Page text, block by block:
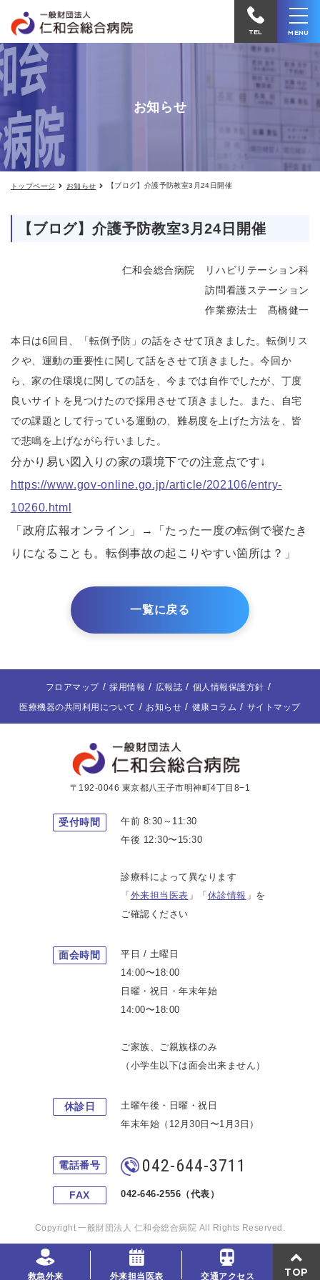
グ】
介
護
予
防
教
月
24
日
開
病
院
電
か
る
TEL MENU
お知らせ
トップページ お知らせ 【ブログ】介護予防教室3月24日開催
【ブログ】介護予防教室3月24日開催
仁和会総合病院 リハビリテーション科
訪問看護ステーション
作業療法士 髙橋健一
本日は6回目、「転倒予防」の話をさせて頂きました。転倒リス
クや、運動の重要性に関して話をさせて頂きました。今回か
ら、家の住環境に関しての話を、今までは自作でしたが、丁度
良いサイトを見つけたので採用させて頂きました。また、自宅
での課題として行っている運動の、難易度を上げた方法を、皆
で悲鳴を上げながら行いました。
分かり易い図入りの家の環境下での注意点です↓
https://www.gov-online.go.jp/article/202106/entry-
10260.html
「政府広報オンライン」→「たった一度の転倒で寝たき
りになることも。転倒事故の起こりやすい箇所は？」
一覧に戻る
救急外来 外来担当医表 交通アクセス TOP
フロアマップ 採用情報 広報誌
個人情報保護方針
医療機器の共同利用について
お知らせ 健康コラム サイトマップ
〒192-0046 東京都八王子市明神町4丁目8−1
受付時間
午前 8:30～11:30
午後 12:30〜15:30
診療科によって異なります
「 外来担当医表 」「 休診情報 」を
ご確認ください
面会時間
平日 / 土曜日
14:00〜18:00
日曜・祝日・年末年始
14:00〜18:00
ご家族、ご親族様のみ
（小学生以下は面会出来ません）
休診日
土曜午後・日曜・祝日
年末年始（12月30日〜1月3日）
電話番号 042-644-3711
FAX 042-646-2556（代表）
Copyright 一般財団法人 仁和会総合病院 All Rights Reserved.